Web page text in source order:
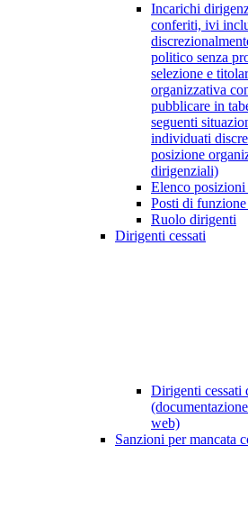
Incarichi
conferiti, ivi
politico senza
selezione e
organizzativa
pubblicare in
seguenti
individuati
posizione
dirigenziali)
Elenco
Posti di
Ruolo dirigenti
Dirigenti cessati
Dirigenti cessati
web)
Sanzioni per mancata